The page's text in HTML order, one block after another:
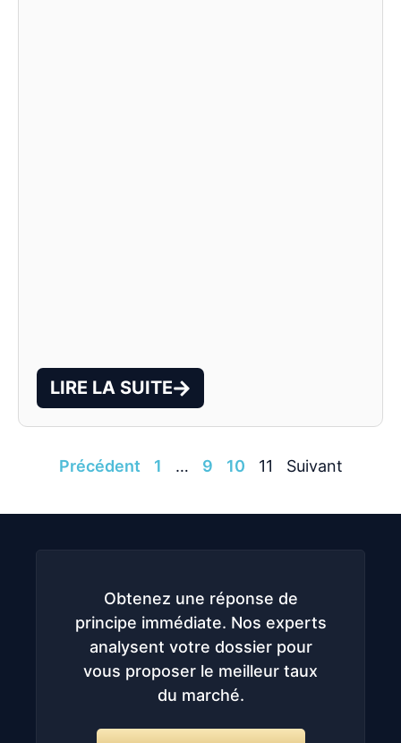
LIRE LA SUITE
Précédent 1 … 9 10 11 Suivant
Obtenez une réponse de
principe immédiate. Nos experts
analysent votre dossier pour
vous proposer le meilleur taux
du marché.